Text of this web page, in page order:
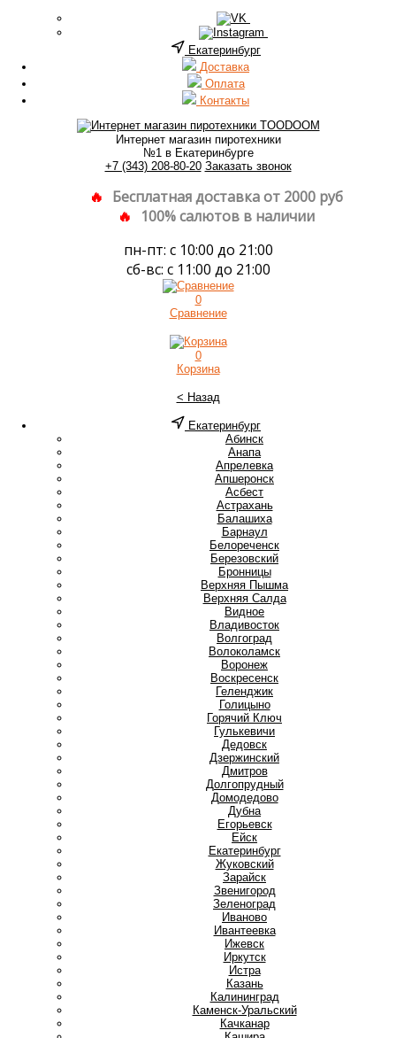
Екатеринбург
Доставка
Оплата
Контакты
Интернет магазин пиротехники
№1 в Екатеринбурге
+7 (343) 208-80-20 Заказать звонок
Бесплатная доставка от 2000 руб
100% салютов в наличии
пн-пт: с 10:00 до 21:00
сб-вс: с 11:00 до 21:00
0
Сравнение
0
Корзина
< Назад
Екатеринбург
Абинск
Анапа
Апрелевка
Апшеронск
Асбест
Астрахань
Балашиха
Барнаул
Белореченск
Березовский
Бронницы
Верхняя Пышма
Верхняя Салда
Видное
Владивосток
Волгоград
Волоколамск
Воронеж
Воскресенск
Геленджик
Голицыно
Горячий Ключ
Гулькевичи
Дедовск
Дзержинский
Дмитров
Долгопрудный
Домодедово
Дубна
Егорьевск
Ейск
Екатеринбург
Жуковский
Зарайск
Звенигород
Зеленоград
Иваново
Ивантеевка
Ижевск
Иркутск
Истра
Казань
Калининград
Каменск-Уральский
Качканар